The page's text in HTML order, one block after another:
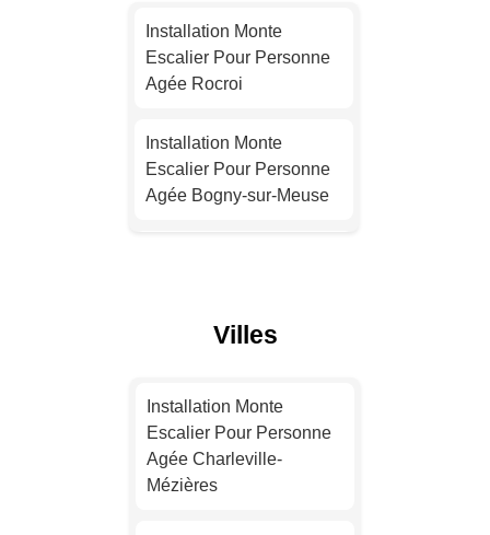
Installation Monte
Installation Monte
Escalier Pour Personne
Agée Montpellier
Installation Monte
Escalier Pour Personne
Agée Rocroi
Installation Monte
Escalier Pour Personne
Agée Bogny-sur-Meuse
Installation Monte
Villes
Installation Monte
Escalier Pour Personne
Agée Charleville-
Mézières